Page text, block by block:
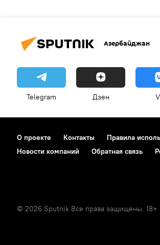
Азербайджан
Telegram Дзен
О проекте Контакты Правила
Новости компаний
Обратная связь
© 2026 Sputnik Все права защищены. 18+